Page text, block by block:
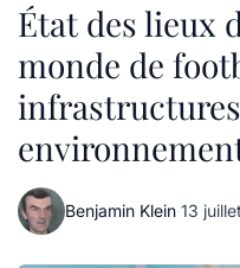
État des lieux
monde de
Benjamin Klein·13